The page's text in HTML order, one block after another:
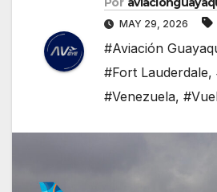
MAY 29, 2026
#Aviación
#Fort Lauderdale,
#Venezuela,